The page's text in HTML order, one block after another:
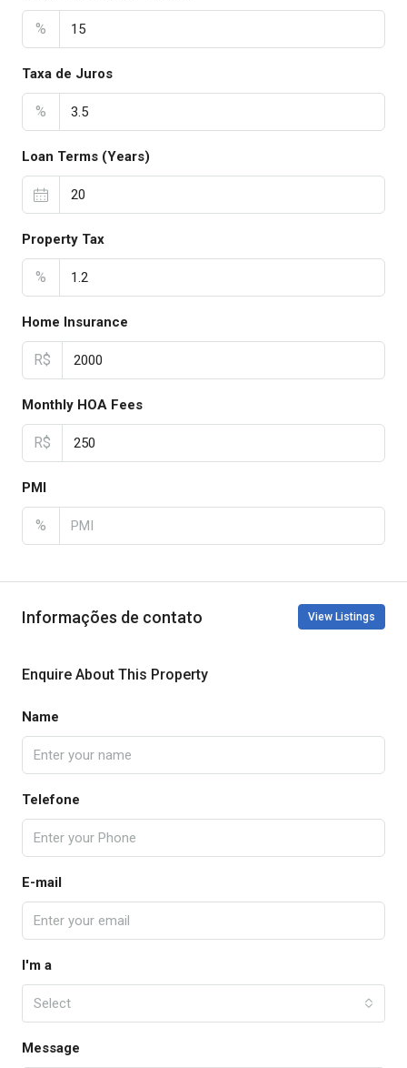
%
Taxa de Juros
%
Loan Terms (Years)
Property Tax
%
Home Insurance
R$
Monthly HOA Fees
R$
PMI
%
Informações de contato View Listings
Enquire About This Property
Name
Telefone
E-mail
I'm a
Select
Message